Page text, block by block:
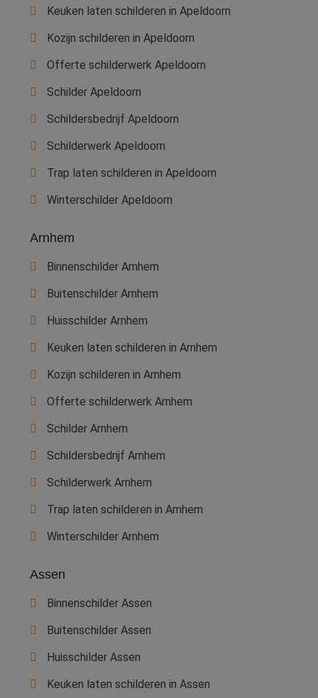
Keuken laten schilderen in Apeldoorn
Kozijn schilderen in Apeldoorn
Offerte schilderwerk Apeldoorn
Schilder Apeldoorn
Schildersbedrijf Apeldoorn
Schilderwerk Apeldoorn
Trap laten schilderen in Apeldoorn
Winterschilder Apeldoorn
Arnhem
Binnenschilder Arnhem
Buitenschilder Arnhem
Huisschilder Arnhem
Keuken laten schilderen in Arnhem
Kozijn schilderen in Arnhem
Offerte schilderwerk Arnhem
Schilder Arnhem
Schildersbedrijf Arnhem
Schilderwerk Arnhem
Trap laten schilderen in Arnhem
Winterschilder Arnhem
Assen
Binnenschilder Assen
Buitenschilder Assen
Huisschilder Assen
Keuken laten schilderen in Assen